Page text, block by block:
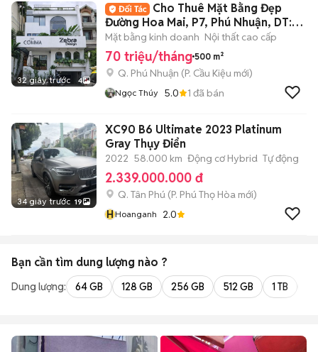
32 giây trước 4
Cho Thuê Mặt Bằng Đẹp
Đường Hoa Mai, P7, Phú Nhuận, DT:
8x20m
Mặt bằng kinh doanh Nội thất cao cấp
70 triệu/tháng 500 m²
Q. Phú Nhuận (P. Cầu Kiệu mới)
Ngọc Thúy 5.0 1 đã bán
34 giây trước 19
XC90 B6 Ultimate 2023 Platinum
Gray Thụy Điển
2022 58.000 km Động cơ Hybrid Tự động
2.339.000.000 đ
Q. Tân Phú (P. Phú Thọ Hòa mới)
HHoanganh 2.0
Bạn cần tìm dung lượng nào ?
Dung lượng: 64 GB 128 GB 256 GB 512 GB 1 TB